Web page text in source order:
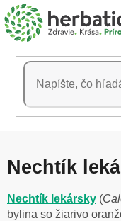
Prejsť
na
obsah
Nechtík
Nechtík lekársky (
bylina so žiarivo